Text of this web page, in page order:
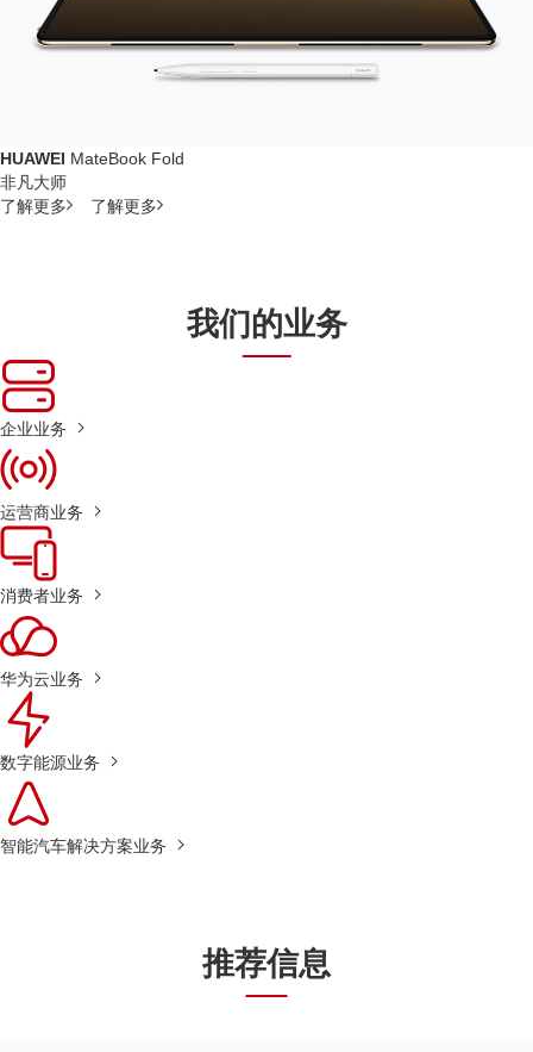
HUAWEI MateBook Fold
非凡大师
了解更多
了解更多
我们的业务
企业业务
运营商业务
消费者业务
华为云业务
数字能源业务
智能汽车解决方案业务
推荐信息